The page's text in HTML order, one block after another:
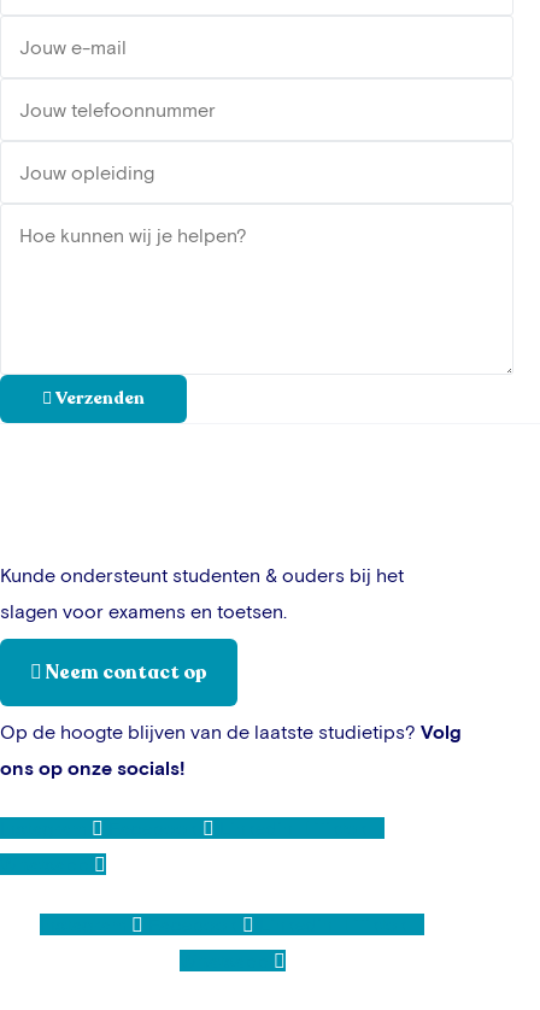
Verzenden
Kunde ondersteunt studenten & ouders bij het
slagen voor examens en toetsen.
Neem contact op
Op de hoogte blijven van de laatste studietips? Volg
ons op onze socials!